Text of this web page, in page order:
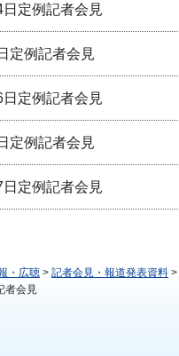
定例記者会見
定例記者会見
定例記者会見
定例記者会見
定例記者会見
・広聴 > 記者会見・報道発表資料 >
者会見